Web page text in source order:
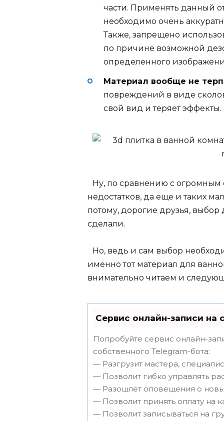
части. Применять данный
необходимо очень
Также, запрещено
по причине возможной
определенного
Материал вообще не
повреждений в виде
свой вид и теряет эффекты.
Ну, по сравнению с огромным
недостатков, да еще и таких
потому, дорогие друзья,
сделали.
Но, ведь и сам выбор
именно тот материал для
внимательно читаем и
Сервис онлайн-записи на
Попробуйте сервис онлайн-
собственного Telegram-бота:
— Разгрузит мастера,
— Позволит гибко управлять
— Разошлет оповещения о
— Позволит принять оплату на
— Позволит записываться на